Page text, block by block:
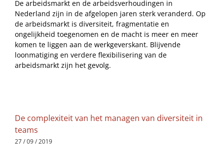
De arbeidsmarkt en de arbeidsverhoudingen in
Nederland zijn in de afgelopen jaren sterk veranderd. Op
de arbeidsmarkt is diversiteit, fragmentatie en
ongelijkheid toegenomen en de macht is meer en meer
komen te liggen aan de werkgeverskant. Blijvende
loonmatiging en verdere flexibilisering van de
arbeidsmarkt zijn het gevolg.
De complexiteit van het managen van diversiteit in
teams
27 / 09 / 2019